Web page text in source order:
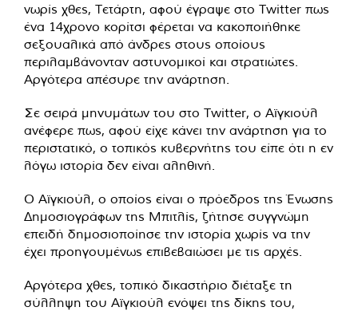
νωρίς χθες, Τετάρτη, αφού έγραψε στο Twitter πως
ένα 14χρονο κορίτσι φέρεται να κακοποιήθηκε
σεξουαλικά από άνδρες στους οποίους
περιλαμβάνονταν αστυνομικοί και στρατιώτες.
Αργότερα απέσυρε την ανάρτηση.
Σε σειρά μηνυμάτων του στο Twitter, ο Αϊγκιούλ
ανέφερε πως, αφού είχε κάνει την ανάρτηση για το
περιστατικό, ο τοπικός κυβερνήτης του είπε ότι η εν
λόγω ιστορία δεν είναι αληθινή.
Ο Αϊγκιούλ, ο οποίος είναι ο πρόεδρος της Ένωσης
Δημοσιογράφων της Μπιτλίς, ζήτησε συγγνώμη
επειδή δημοσιοποίησε την ιστορία χωρίς να την
έχει προηγουμένως επιβεβαιώσει με τις αρχές.
Αργότερα χθες, τοπικό δικαστήριο διέταξε τη
σύλληψη του Αϊγκιούλ ενόψει της δίκης του,